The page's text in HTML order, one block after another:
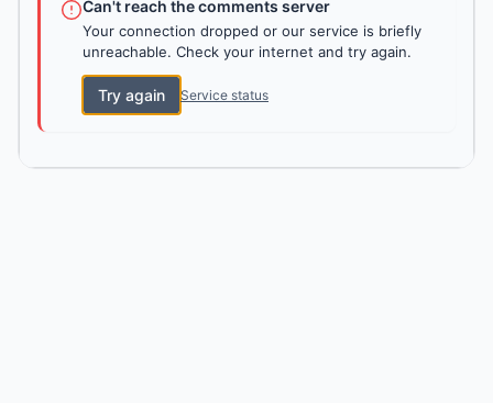
Can't reach the comments server
Your connection dropped or our service is briefly
unreachable. Check your internet and try again.
Try again Service status